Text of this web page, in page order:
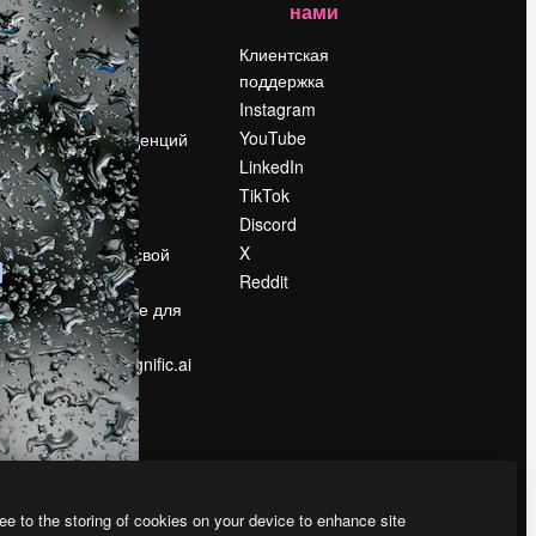
Цены
О нас
Reviews
Вакансии
Поиск тенденций
Блог
События
Slidesgo
Продайте свой
контент
Помещение для
прессы
Ищете magnific.ai
нами
Клиентская
поддержка
Instagram
YouTube
LinkedIn
TikTok
Discord
X
Reddit
to the storing of cookies on your device to enhance site